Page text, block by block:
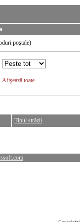
poştale)
Afişează toate
Tipul străzii